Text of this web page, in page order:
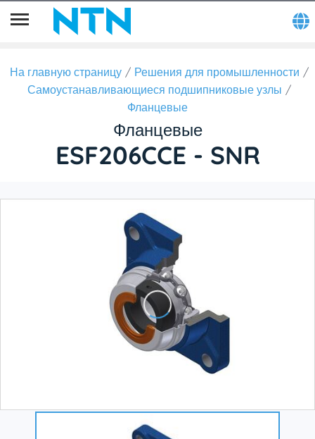
На главную страницу
Решения для промышленности
Самоустанавливающиеся подшипниковые узлы
Фланцевые
Фланцевые
ESF206CCE - SNR